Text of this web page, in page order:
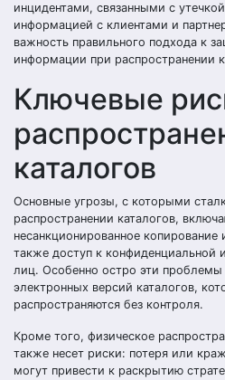
инцидентами, связанными с
информацией с клиентами и
важность правильного подхода к
информации при распространении
Ключевые
каталогов
Основные угрозы, с которыми
распространении каталогов,
несанкционированное
также доступ к конфиденциальной
лиц. Особенно остро эти проблемы
электронных версий каталогов,
распространяются без контроля.
Кроме того, физическое
также несет риски: потеря или
могут привести к раскрытию